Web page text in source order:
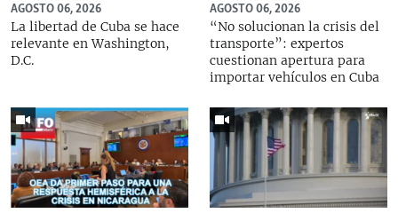
AGOSTO 06, 2026
La libertad de Cuba se hace
relevante en Washington,
D.C.
AGOSTO 06, 2026
“No solucionan la crisis del
transporte”: expertos
cuestionan apertura para
importar vehículos en Cuba